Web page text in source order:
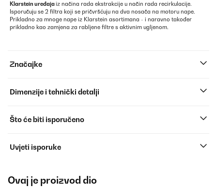
Klarstein uređajaiz načina rada ekstrakcije u način rada recirkulacije.
Isporučuju se 2 filtra koji se pričvršćuju na dva nosača na motoru nape.
Prikladno za mnoge nape iz Klarstein asortimana - i naravno također
prikladno kao zamjena za rabljene filtre s aktivnim ugljenom.
Značajke
Dimenzije i tehnički detalji
Što će biti isporučeno
Uvjeti isporuke
Ovaj je proizvod dio